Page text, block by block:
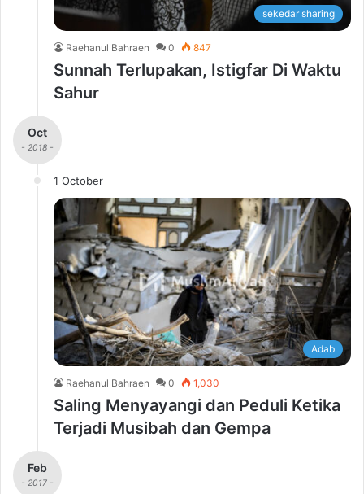
sekedar sharing
Raehanul Bahraen 0 847
Sunnah Terlupakan, Istigfar Di Waktu
Sahur
Oct
- 2018 -
1 October
Adab
Raehanul Bahraen 0 1,030
Saling Menyayangi dan Peduli Ketika
Terjadi Musibah dan Gempa
Feb
- 2017 -